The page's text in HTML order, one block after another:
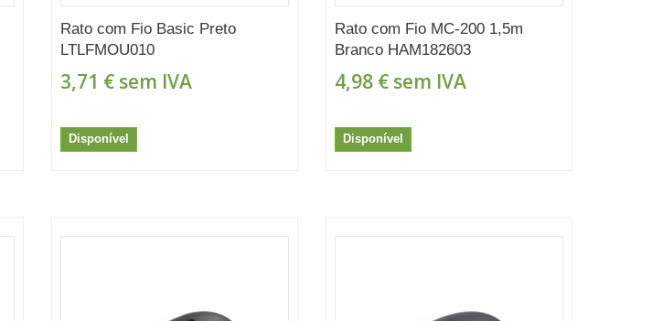
Rato com Fio Basic Preto
LTLFMOU010
3,71 €sem IVA
Disponível
Rato com Fio MC-200 1,5m
Branco HAM182603
4,98 €sem IVA
Disponível